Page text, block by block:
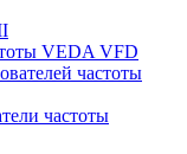
VEDA VFD
частоты
частоты